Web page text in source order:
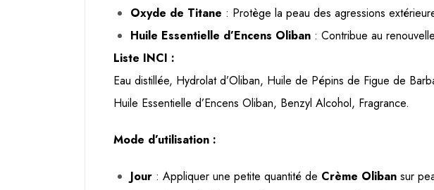
Oxyde de Titane : Protège la peau des agressions
Huile Essentielle d’Encens Oliban : Contribue au
Liste INCI :
Eau distillée, Hydrolat d’Oliban, Huile de Pépins de Figue de
Huile Essentielle d’Encens Oliban, Benzyl Alcohol, Fragrance.
Mode d’utilisation :
Jour : Appliquer une petite quantité de Crème Oliban sur